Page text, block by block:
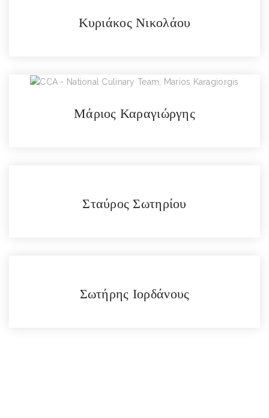
Κυριάκος Νικολάου
Μάριος Καραγιώργης
Σταύρος Σωτηρίου
Σωτήρης Ιορδάνους